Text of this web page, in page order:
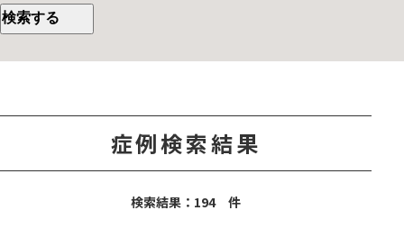
症例検索結果
検索結果：194 件